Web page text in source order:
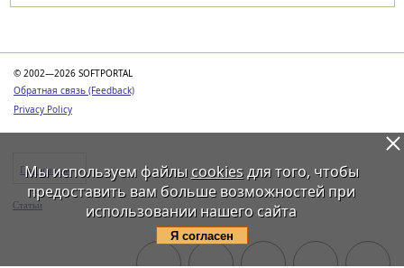
© 2002—2026 SOFTPORTAL
Обратная связь (Feedback)
Privacy Policy
Программы
Статьи
Мы используем файлы cookiesдля того, чтобы
предоставить вам больше возможностей при
использовании нашего сайта